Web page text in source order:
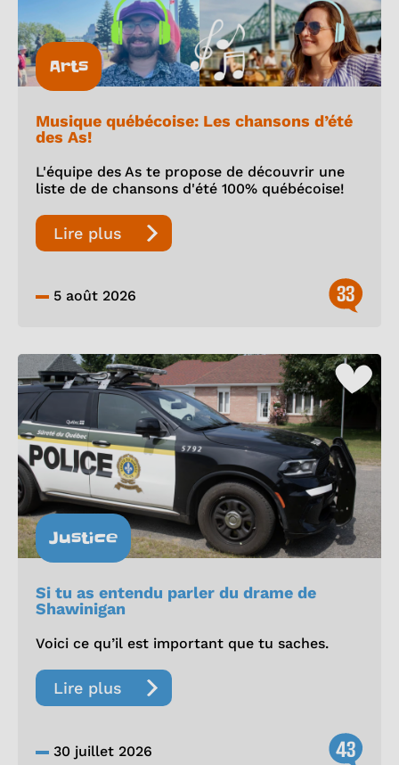
Arts
Musique québécoise: Les chansons d’été
des As!
L'équipe des As te propose de découvrir une
liste de de chansons d'été 100% québécoise!
Lire plus
5 août 2026 33
Justice
Si tu as entendu parler du drame de
Shawinigan
Voici ce qu’il est important que tu saches.
Lire plus
30 juillet 2026 43